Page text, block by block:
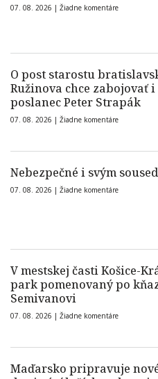
07. 08. 2026 | Žiadne komentáre
O post starostu
Ružinova chce zabojovať
poslanec Peter Strapák
07. 08. 2026 | Žiadne komentáre
Nebezpečné i svým
07. 08. 2026 | Žiadne komentáre
V mestskej časti Košice-
park pomenovaný po
Semivanovi
07. 08. 2026 | Žiadne komentáre
Maďarsko pripravuje